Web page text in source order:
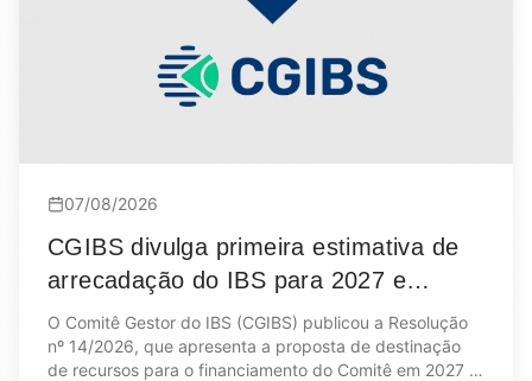
07/08/2026
CGIBS divulga primeira estimativa de
arrecadação do IBS para 2027 e
proposta de financiamento do Comitê
Gestor
O Comitê Gestor do IBS (CGIBS) publicou a Resolução
nº 14/2026, que apresenta a proposta de destinação
de recursos para o financiamento do Comitê em 2027 e